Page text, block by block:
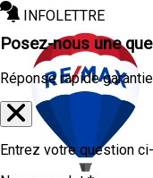
INFOLETTRE
Posez-nous une
Réponse rapide garantie
Entrez votre question